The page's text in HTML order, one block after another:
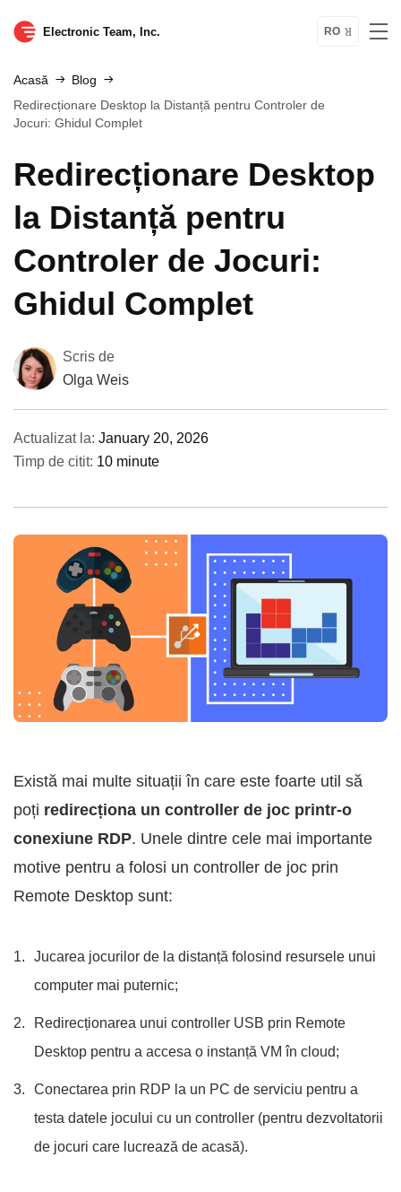
Electronic Team, Inc. RO
Acasă
Blog
Redirecționare Desktop la Distanță pentru Controler de
Jocuri: Ghidul Complet
Redirecționare Desktop
la Distanță pentru
Controler de Jocuri:
Ghidul Complet
Scris de
Olga Weis
Actualizat la: January 20, 2026
Timp de citit: 10 minute
Există mai multe situații în care este foarte util să
poți redirecționa un controller de joc printr-o
conexiune RDP. Unele dintre cele mai importante
motive pentru a folosi un controller de joc prin
Remote Desktop sunt:
Jucarea jocurilor de la distanță folosind resursele unui
computer mai puternic;
Redirecționarea unui controller USB prin Remote
Desktop pentru a accesa o instanță VM în cloud;
Conectarea prin RDP la un PC de serviciu pentru a
testa datele jocului cu un controller (pentru dezvoltatorii
de jocuri care lucrează de acasă).